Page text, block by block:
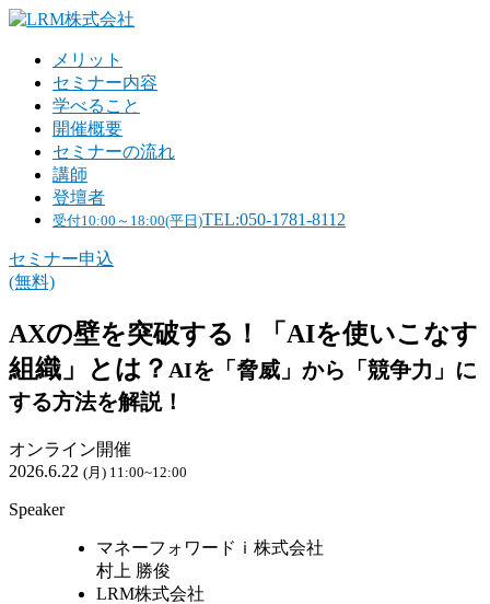
メリット
セミナー内容
学べること
開催概要
セミナーの流れ
講師
登壇者
受付10:00～18:00(平日)TEL:050-1781-8112
セミナー申込
(無料)
AXの壁を突破する！「AIを使いこなす
組織」とは？ AIを「脅威」から「競争力」に
する方法を解説！
オンライン開催
2026.6.22 (月) 11:00~12:00
Speaker
マネーフォワードｉ株式会社
村上 勝俊
LRM株式会社